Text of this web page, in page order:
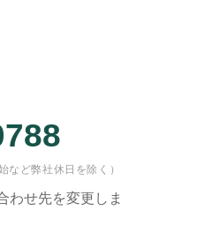
ど弊社休日を除く）
わせ先を変更しま